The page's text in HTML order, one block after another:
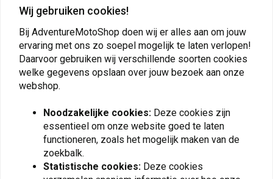
Plaats ook een review
Vergelijkbare producten
Wij gebruiken cookies!
Bij AdventureMotoShop doen wij er alles aan om jouw
ervaring met ons zo soepel mogelijk te laten verlopen!
Daarvoor gebruiken wij verschillende soorten cookies
welke gegevens opslaan over jouw bezoek aan onze
webshop.
Noodzakelijke cookies: Deze cookies zijn
essentieel om onze website goed te laten
functioneren, zoals het mogelijk maken van de
zoekbalk.
Statistische cookies: Deze cookies